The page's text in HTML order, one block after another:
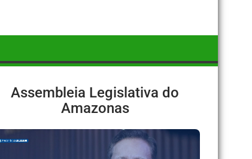
Assembleia Legislativa do
Amazonas